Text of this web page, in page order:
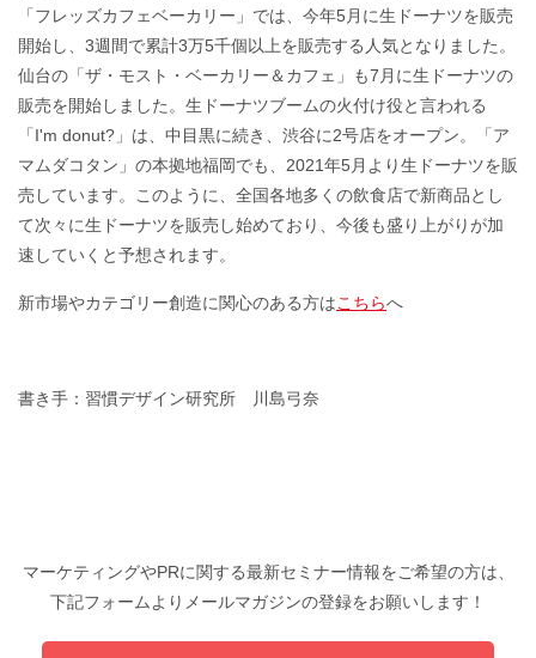
「フレッズカフェベーカリー」では、今年5月に生ドーナツを販売
開始し、3週間で累計3万5千個以上を販売する人気となりました。
仙台の「ザ・モスト・ベーカリー＆カフェ」も7月に生ドーナツの
販売を開始しました。生ドーナツブームの火付け役と言われる
「I'm donut?」は、中目黒に続き、渋谷に2号店をオープン。「ア
マムダコタン」の本拠地福岡でも、2021年5月より生ドーナツを販
売しています。このように、全国各地多くの飲食店で新商品とし
て次々に生ドーナツを販売し始めており、今後も盛り上がりが加
速していくと予想されます。
新市場やカテゴリー創造に関心のある方はこちらへ
書き手：習慣デザイン研究所 川島弓奈
マーケティングやPRに関する最新セミナー情報をご希望の方は、
下記フォームよりメールマガジンの登録をお願いします！